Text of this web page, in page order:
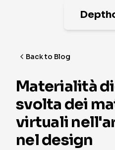
Back to Blog
Materialità
svolta dei
virtuali
nel design